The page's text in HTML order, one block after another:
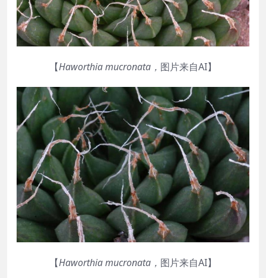
【Haworthiamucronata ， 图片来自AI】
【Haworthiamucronata ， 图片来自AI】